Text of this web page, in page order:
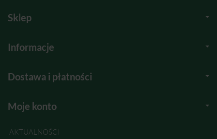
Sklep
Informacje
Dostawa i płatności
Moje konto
AKTUALNOŚCI